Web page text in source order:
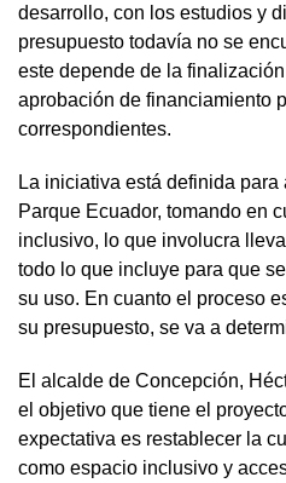
desarrollo, con los estudios y
presupuesto todavía no se
este depende de la
aprobación de financiamiento
correspondientes.
La iniciativa está definida para
Parque Ecuador, tomando en
inclusivo, lo que involucra
todo lo que incluye para que
su uso. En cuanto el proceso
su presupuesto, se va a
El alcalde de Concepción,
el objetivo que tiene el
expectativa es restablecer la
como espacio inclusivo y